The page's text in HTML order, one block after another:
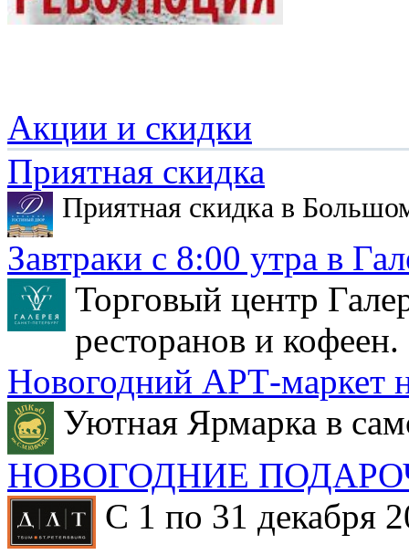
Акции и скидки
Приятная скидка
Приятная скидка в
Завтраки с 8:00 утра в
Торговый центр
ресторанов и кофеен.
Новогодний АРТ-маркет
Уютная Ярмарка в
НОВОГОДНИЕ
С 1 по 31 декабря